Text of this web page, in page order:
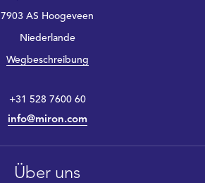
7903 AS Hoogeveen
Niederlande
Wegbeschreibung
+31 528 7600 60
info@miron.com
Über uns